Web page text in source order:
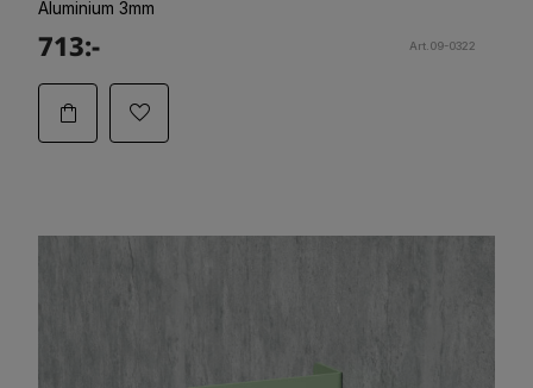
Aluminium 3mm
713:- Art.09-0322